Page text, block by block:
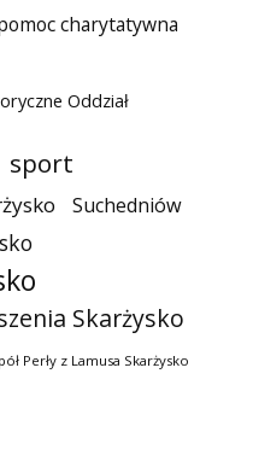
charytatywna
Oddział
sport
Suchedniów
Skarżysko
Perły z Lamusa Skarżysko